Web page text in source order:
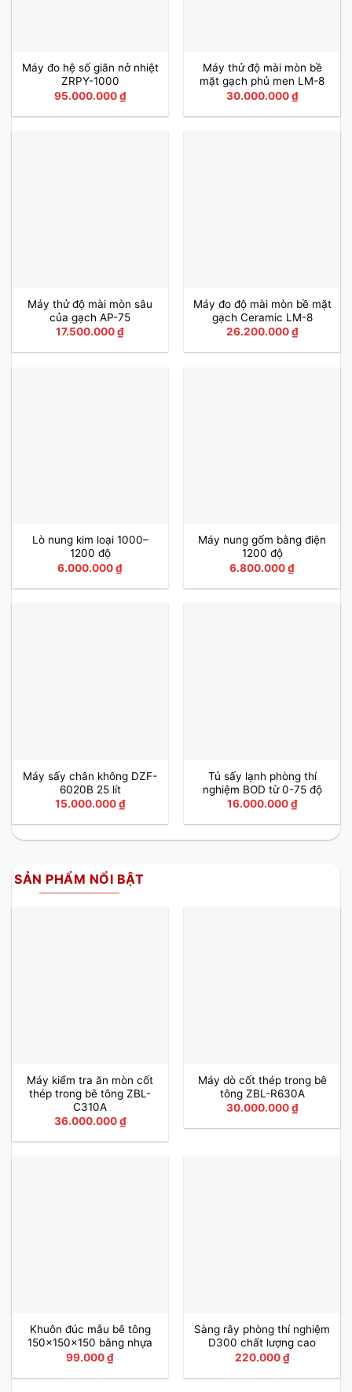
Máy đo hệ số giãn nở nhiệt
ZRPY-1000
95.000.000₫
Máy thử độ mài mòn bề
mặt gạch phủ men LM-8
30.000.000₫
Máy thử độ mài mòn sâu
của gạch AP-75
17.500.000₫
Máy đo độ mài mòn bề mặt
gạch Ceramic LM-8
26.200.000₫
Lò nung kim loại 1000–
1200 độ
6.000.000₫
Máy nung gốm bằng điện
1200 độ
6.800.000₫
Máy sấy chân không DZF-
6020B 25 lít
15.000.000₫
Tủ sấy lạnh phòng thí
nghiệm BOD từ 0-75 độ
16.000.000₫
SẢN PHẨM NỔI BẬT
Máy kiểm tra ăn mòn cốt
thép trong bê tông ZBL-
C310A
36.000.000₫
Máy dò cốt thép trong bê
tông ZBL-R630A
30.000.000₫
Khuôn đúc mẫu bê tông
150x150x150 bằng nhựa
99.000₫
Sàng rây phòng thí nghiệm
D300 chất lượng cao
220.000₫